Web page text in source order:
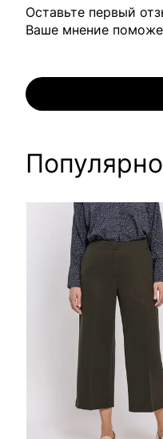
Оставьте первый
Ваше мнение